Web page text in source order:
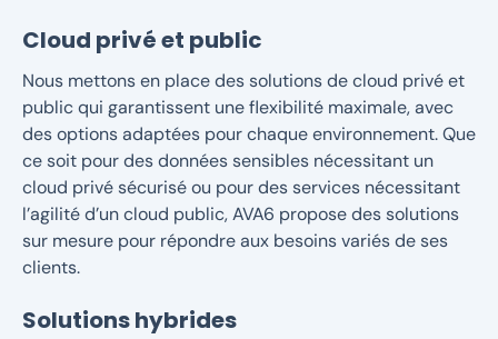
Cloud privé et public
Nous mettons en place des solutions de cloud privé et
public qui garantissent une flexibilité maximale, avec
des options adaptées pour chaque environnement. Que
ce soit pour des données sensibles nécessitant un
cloud privé sécurisé ou pour des services nécessitant
l’agilité d’un cloud public, AVA6 propose des solutions
sur mesure pour répondre aux besoins variés de ses
clients.
Solutions hybrides